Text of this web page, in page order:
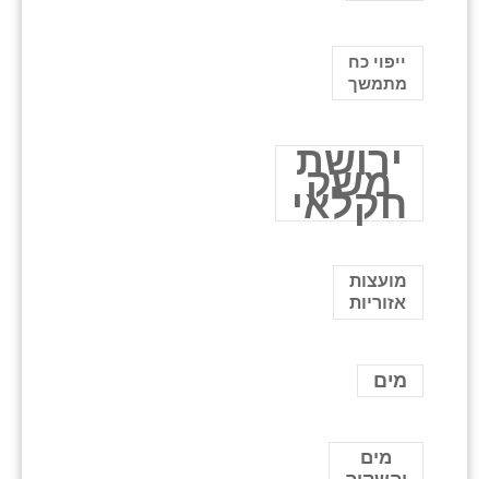
ייפוי כח
מתמשך
ירושת
משק
חקלאי
מועצות
אזוריות
מים
מים